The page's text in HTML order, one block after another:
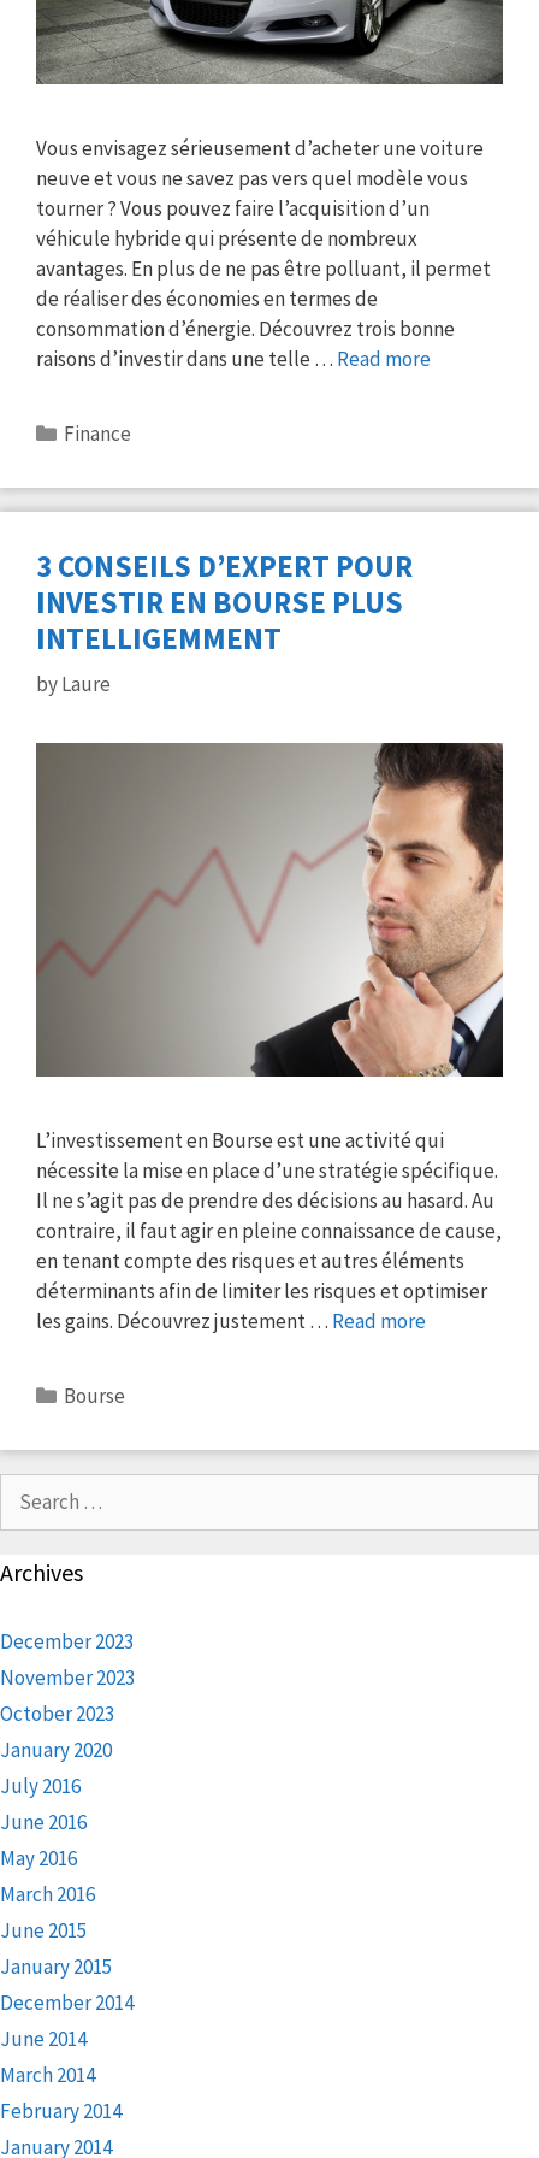
Vous envisagez sérieusement d’acheter une voiture
neuve et vous ne savez pas vers quel modèle vous
tourner ? Vous pouvez faire l’acquisition d’un
véhicule hybride qui présente de nombreux
avantages. En plus de ne pas être polluant, il permet
de réaliser des économies en termes de
consommation d’énergie. Découvrez trois bonne
raisons d’investir dans une telle … Read more
Categories
Finance
3 CONSEILS D’EXPERT POUR
INVESTIR EN BOURSE PLUS
INTELLIGEMMENT
byLaure
L’investissement en Bourse est une activité qui
nécessite la mise en place d’une stratégie spécifique.
Il ne s’agit pas de prendre des décisions au hasard. Au
contraire, il faut agir en pleine connaissance de cause,
en tenant compte des risques et autres éléments
déterminants afin de limiter les risques et optimiser
les gains. Découvrez justement … Read more
Categories
Bourse
Search
for:
Archives
December 2023
November 2023
October 2023
January 2020
July 2016
June 2016
May 2016
March 2016
June 2015
January 2015
December 2014
June 2014
March 2014
February 2014
January 2014